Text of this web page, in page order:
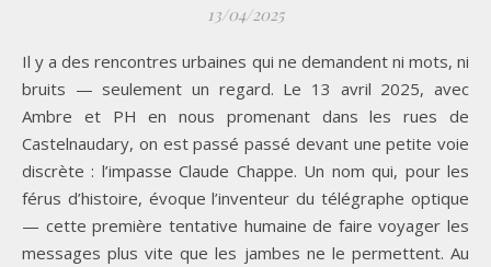
13/04/2025
Il y a des rencontres urbaines qui ne demandent ni mots, ni
bruits — seulement un regard. Le 13 avril 2025, avec
Ambre et PH en nous promenant dans les rues de
Castelnaudary, on est passé passé devant une petite voie
discrète : l’impasse Claude Chappe. Un nom qui, pour les
férus d’histoire, évoque l’inventeur du télégraphe optique
— cette première tentative humaine de faire voyager les
messages plus vite que les jambes ne le permettent. Au